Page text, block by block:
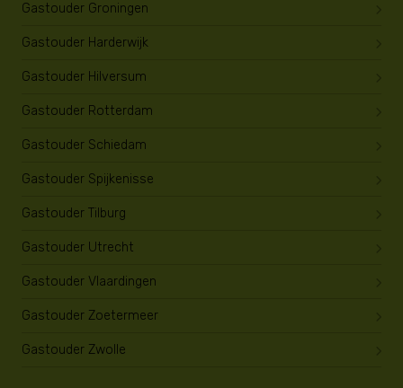
Gastouder Groningen
Gastouder Harderwijk
Gastouder Hilversum
Gastouder Rotterdam
Gastouder Schiedam
Gastouder Spijkenisse
Gastouder Tilburg
Gastouder Utrecht
Gastouder Vlaardingen
Gastouder Zoetermeer
Gastouder Zwolle